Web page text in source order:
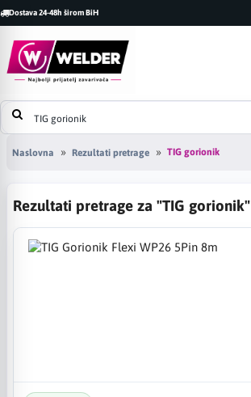
Dostava 24-48h širom BiH
Naslovna Rezultati pretrage TIG gorionik
Rezultati pretrage za "TIG gorionik"